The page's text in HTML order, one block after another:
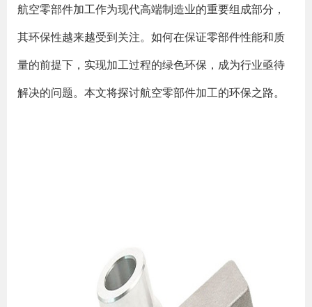
航空零部件加工作为现代高端制造业的重要组成部分，
其环保性越来越受到关注。如何在保证零部件性能和质
量的前提下，实现加工过程的绿色环保，成为行业亟待
解决的问题。本文将探讨航空零部件加工的环保之路。